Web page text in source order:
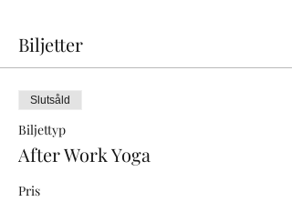
Biljetter
Slutsåld
Biljettyp
After Work Yoga
Pris